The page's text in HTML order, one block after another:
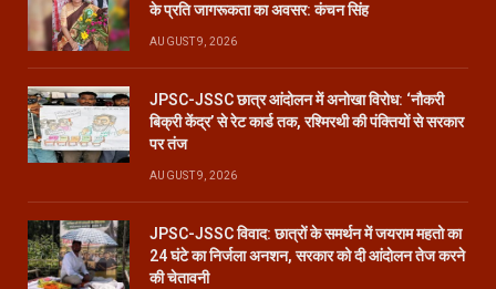
के प्रति जागरूकता का अवसर: कंचन सिंह
AUGUST 9, 2026
JPSC-JSSC छात्र आंदोलन में अनोखा विरोध: ‘नौकरी
बिक्री केंद्र’ से रेट कार्ड तक, रश्मिरथी की पंक्तियों से सरकार
पर तंज
AUGUST 9, 2026
JPSC-JSSC विवाद: छात्रों के समर्थन में जयराम महतो का
24 घंटे का निर्जला अनशन, सरकार को दी आंदोलन तेज करने
की चेतावनी